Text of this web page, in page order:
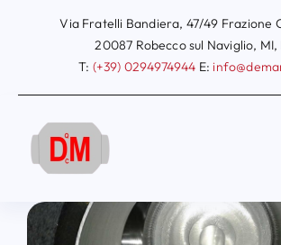
Via Fratelli Bandiera, 47/49 Frazione
20087 Robecco sul Naviglio, MI,
T: (+39) 0294974944 E: